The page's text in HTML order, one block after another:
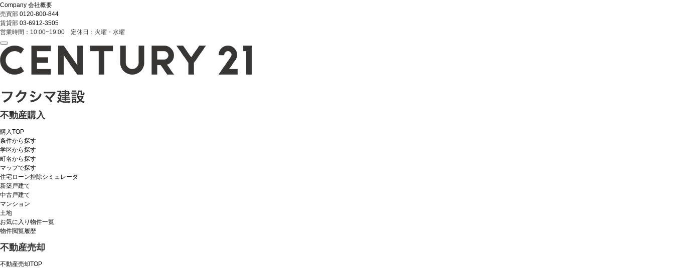
Company 会社概要
売買部 0120-800-844
賃貸部 03-6912-3505
営業時間：10:00~19:00 定休日：火曜・水曜
不動産購入
購入TOP
条件から探す
学区から探す
町名から探す
マップで探す
住宅ローン控除シミュレータ
新築戸建て
中古戸建て
マンション
土地
お気に入り物件一覧
物件閲覧履歴
不動産売却
不動産売却TOP